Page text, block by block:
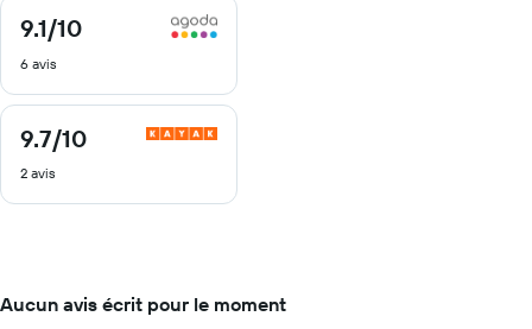
9.1/10
9.1
10
6 avis
9.7/10
9.7
10
2 avis
Aucun avis écrit pour le moment